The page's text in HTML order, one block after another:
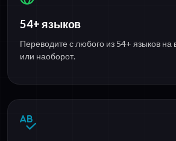
54+ языков
Переводите с любого из 54+ языков на
или наоборот.